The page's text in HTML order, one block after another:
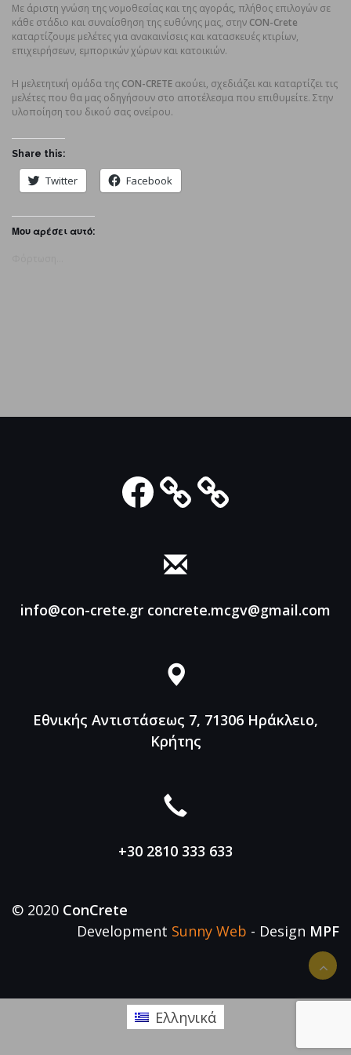
Με άριστη γνώση της νομοθεσίας και της αγοράς, πλήθος επιλογών σε
κάθε στάδιο και συναίσθηση της ευθύνης μας, στην CON-Crete
καταρτίζουμε μελέτες για ανακαινίσεις και κατασκευές κτιρίων,
επιχειρήσεων, εμπορικών χώρων και κατοικιών.
Η μελετητική ομάδα της CON-CRETE ακούει, σχεδιάζει και καταρτίζει τις
μελέτες που θα μας οδηγήσουν στο αποτέλεσμα που επιθυμείτε. Στην
υλοποίηση του δικού σας ονείρου.
Share this:
Twitter Facebook
Μου αρέσει αυτό:
Facebook
info@con-crete.gr concrete.mcgv@gmail.com
Εθνικής Αντιστάσεως 7, 71306 Ηράκλειο,
Κρήτης
+30 2810 333 633
© 2020 ConCrete
Development Sunny Web - Design MPF
Ελληνικά